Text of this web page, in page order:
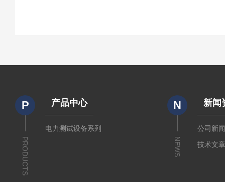
P
PRODUCTS
产品中心
电力测试设备系列
N
NEWS
新闻
公司新
技术文